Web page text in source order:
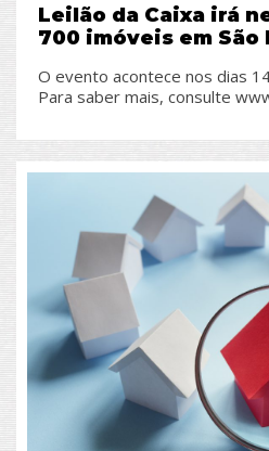
Leilão da Caixa irá
700 imóveis em São
O evento acontece nos dias
Para saber mais, consulte